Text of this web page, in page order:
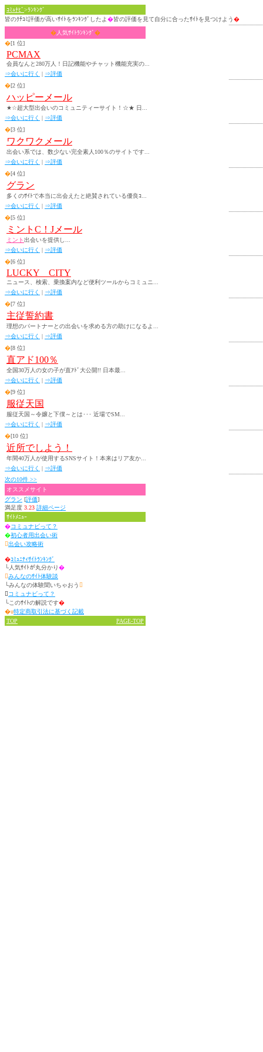
ｺﾐｭﾅﾋﾞ>ﾗﾝｷﾝｸﾞ
皆のｸﾁｺﾐ評価が高いｻｲﾄをﾗﾝｷﾝｸﾞしたよ�皆の評価を見て自分に合ったｻｲﾄを見つけよう�
�人気ｻｲﾄﾗﾝｷﾝｸﾞ�
�[1 位]
PCMAX
会員なんと280万人！日記機能やチャット機能充実の...
⇒会いに行く | ⇒評価
�[2 位]
ハッピーメール
★☆超大型出会いのコミュニティーサイト！☆★ 日...
⇒会いに行く | ⇒評価
�[3 位]
ワクワクメール
出会い系では、数少ない完全素人100％のサイトです...
⇒会いに行く | ⇒評価
�[4 位]
グラン
多くのｻｲﾄで本当に出会えたと絶賛されている優良ｺ...
⇒会いに行く | ⇒評価
�[5 位]
ミントC！Jメール
ミント出会いを提供し...
⇒会いに行く | ⇒評価
�[6 位]
LUCKY CITY
ニュース、検索、乗換案内など便利ツールからコミュニ...
⇒会いに行く | ⇒評価
�[7 位]
主従誓約書
理想のパートナーとの出会いを求める方の助けになるよ...
⇒会いに行く | ⇒評価
�[8 位]
直アド100％
全国30万人の女の子が直ｱﾄﾞ大公開!! 日本最...
⇒会いに行く | ⇒評価
�[9 位]
服従天国
服従天国～令嬢と下僕～とは･･･ 近場でSM...
⇒会いに行く | ⇒評価
�[10 位]
近所でしよう！
年間40万人が使用するSNSサイト！本来はリア友か...
⇒会いに行く | ⇒評価
次の10件 >>
オススメサイト
グラン [評価]
満足度 3.23 詳細ページ
ｻｲﾄﾒﾆｭｰ
�コミュナビって？
�初心者用出会い術
出会い攻略術
�ｺﾐｭﾆﾃｨｻｲﾄﾗﾝｷﾝｸﾞ
└人気ｻｲﾄが丸分かり�
みんなのｻｲﾄ体験談
└みんなの体験聞いちゃおう 
コミュナビって？
└このｻｲﾄの解説です�
�u特定商取引法に基づく記載
TOP
PAGE-TOP